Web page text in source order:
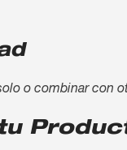
o combinar con